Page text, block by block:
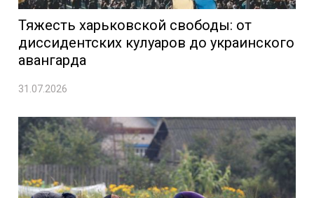
Тяжесть харьковской свободы: от
диссидентских кулуаров до украинского
авангарда
31.07.2026